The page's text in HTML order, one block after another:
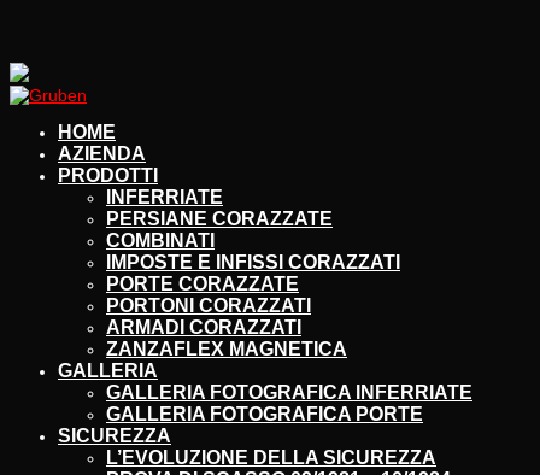
HOME
AZIENDA
PRODOTTI
INFERRIATE
PERSIANE CORAZZATE
COMBINATI
IMPOSTE E INFISSI CORAZZATI
PORTE CORAZZATE
PORTONI CORAZZATI
ARMADI CORAZZATI
ZANZAFLEX MAGNETICA
GALLERIA
GALLERIA FOTOGRAFICA INFERRIATE
GALLERIA FOTOGRAFICA PORTE
SICUREZZA
L’EVOLUZIONE DELLA SICUREZZA